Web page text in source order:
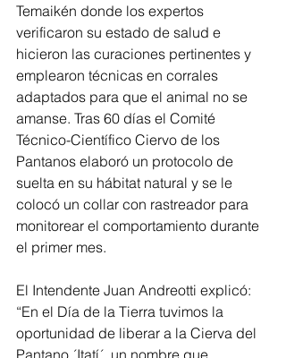
Temaikén donde los expertos
verificaron su estado de salud e
hicieron las curaciones pertinentes y
emplearon técnicas en corrales
adaptados para que el animal no se
amanse. Tras 60 días el Comité
Técnico-Científico Ciervo de los
Pantanos elaboró un protocolo de
suelta en su hábitat natural y se le
colocó un collar con rastreador para
monitorear el comportamiento durante
el primer mes.
El Intendente Juan Andreotti explicó:
“En el Día de la Tierra tuvimos la
oportunidad de liberar a la Cierva del